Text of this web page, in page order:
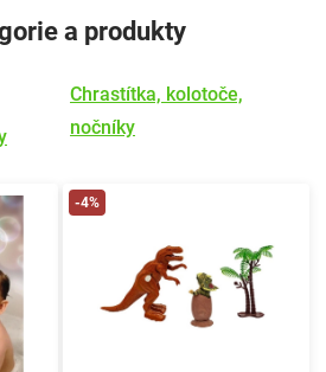
a produkty
Chrastítka, kolotoče,
nočníky
-4%